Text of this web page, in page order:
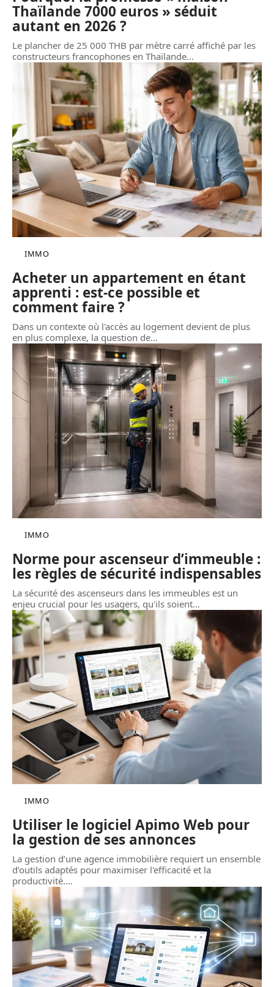
Thaïlande 7000 euros » séduit
autant en 2026 ?
Le plancher de 25 000 THB par mètre carré affiché par les
constructeurs francophones en Thaïlande…
IMMO
Acheter un appartement en étant
apprenti : est-ce possible et
comment faire ?
Dans un contexte où l'accès au logement devient de plus
en plus complexe, la question de…
IMMO
Norme pour ascenseur d’immeuble :
les règles de sécurité indispensables
La sécurité des ascenseurs dans les immeubles est un
enjeu crucial pour les usagers, qu'ils soient…
IMMO
Utiliser le logiciel Apimo Web pour
la gestion de ses annonces
La gestion d’une agence immobilière requiert un ensemble
d’outils adaptés pour maximiser l'efficacité et la
productivité.…